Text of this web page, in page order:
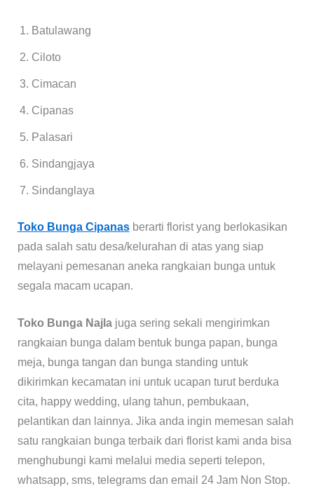
Batulawang
Ciloto
Cimacan
Cipanas
Palasari
Sindangjaya
Sindanglaya
Toko Bunga Cipanasberarti florist yang berlokasikan
pada salah satu desa/kelurahan di atas yang siap
melayani pemesanan aneka rangkaian bunga untuk
segala macam ucapan.
Toko Bunga Najlajuga sering sekali mengirimkan
rangkaian bunga dalam bentuk bunga papan, bunga
meja, bunga tangan dan bunga standing untuk
dikirimkan kecamatan ini untuk ucapan turut berduka
cita, happy wedding, ulang tahun, pembukaan,
pelantikan dan lainnya. Jika anda ingin memesan salah
satu rangkaian bunga terbaik dari florist kami anda bisa
menghubungi kami melalui media seperti telepon,
whatsapp, sms, telegrams dan email 24 Jam Non Stop.